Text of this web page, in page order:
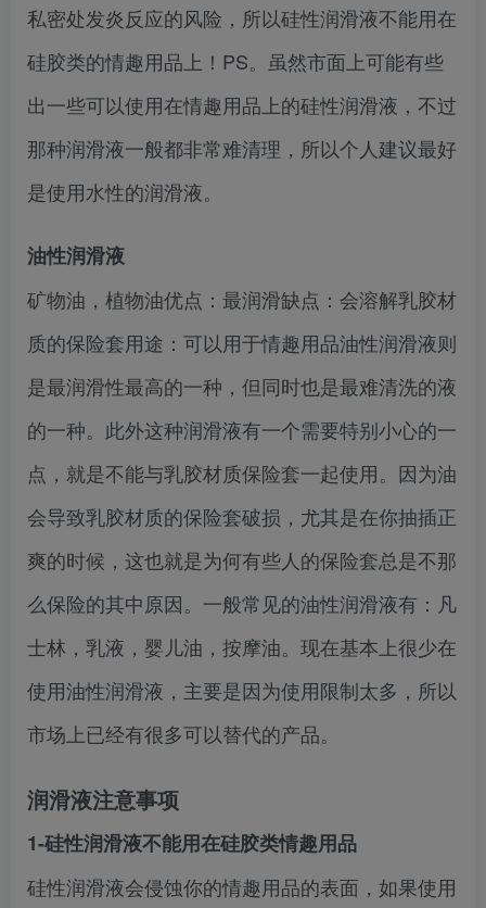
私密处发炎反应的风险，所以硅性润滑液不能用在
硅胶类的情趣用品上！PS。虽然市面上可能有些
出一些可以使用在情趣用品上的硅性润滑液，不过
那种润滑液一般都非常难清理，所以个人建议最好
是使用水性的润滑液。
油性润滑液
矿物油，植物油优点：最润滑缺点：会溶解乳胶材
质的保险套用途：可以用于情趣用品油性润滑液则
是最润滑性最高的一种，但同时也是最难清洗的液
的一种。此外这种润滑液有一个需要特别小心的一
点，就是不能与乳胶材质保险套一起使用。因为油
会导致乳胶材质的保险套破损，尤其是在你抽插正
爽的时候，这也就是为何有些人的保险套总是不那
么保险的其中原因。一般常见的油性润滑液有：凡
士林，乳液，婴儿油，按摩油。现在基本上很少在
使用油性润滑液，主要是因为使用限制太多，所以
市场上已经有很多可以替代的产品。
润滑液注意事项
1-硅性润滑液不能用在硅胶类情趣用品
硅性润滑液会侵蚀你的情趣用品的表面，如果使用